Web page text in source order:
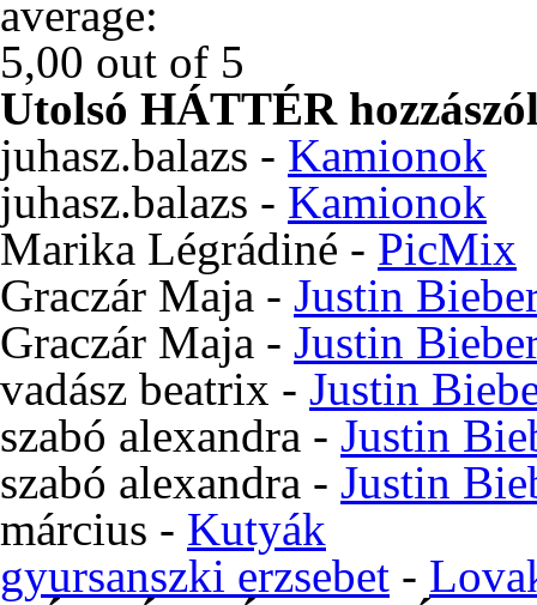
Utolsó HÁTTÉR
juhasz.balazs - Kamionok
juhasz.balazs - Kamionok
Marika Légrádiné - PicMix
Graczár Maja - Justin
Graczár Maja - Justin
vadász beatrix - Justin
szabó alexandra - Justin
szabó alexandra - Justin
március - Kutyák
gyursanszki erzsebet -